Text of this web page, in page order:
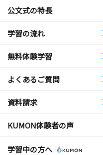
公文式の特長
学習の流れ
無料体験学習
よくあるご質問
資料請求
KUMON体験者の声
学習中の方へ